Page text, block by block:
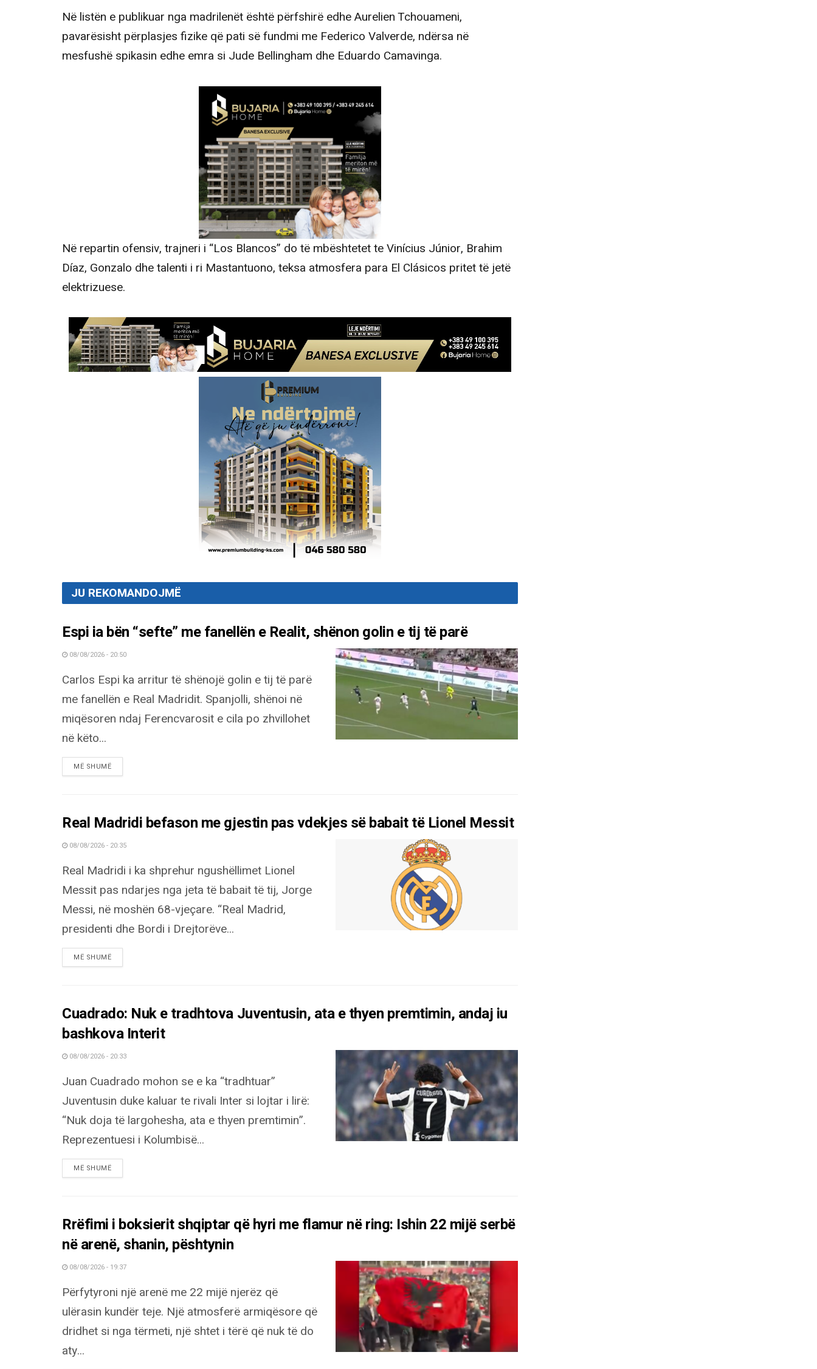
Në listën e publikuar nga madrilenët është përfshirë edhe Aurelien Tchouameni,
pavarësisht përplasjes fizike që pati së fundmi me Federico Valverde, ndërsa në
mesfushë spikasin edhe emra si Jude Bellingham dhe Eduardo Camavinga.
Në repartin ofensiv, trajneri i “Los Blancos” do të mbështetet te Vinícius Júnior, Brahim
Díaz, Gonzalo dhe talenti i ri Mastantuono, teksa atmosfera para El Clásicos pritet të jetë
elektrizuese.
JU REKOMANDOJMË
Espi ia bën “sefte” me fanellën e Realit, shënon golin e tij të parë
08/08/2026 - 20:50
Carlos Espi ka arritur të shënojë golin e tij të parë
me fanellën e Real Madridit. Spanjolli, shënoi në
miqësoren ndaj Ferencvarosit e cila po zhvillohet
në këto...
MË SHUMËDETAILS
Real Madridi befason me gjestin pas vdekjes së babait të Lionel Messit
08/08/2026 - 20:35
Real Madridi i ka shprehur ngushëllimet Lionel
Messit pas ndarjes nga jeta të babait të tij, Jorge
Messi, në moshën 68-vjeçare. “Real Madrid,
presidenti dhe Bordi i Drejtorëve...
MË SHUMËDETAILS
Cuadrado: Nuk e tradhtova Juventusin, ata e thyen premtimin, andaj iu
bashkova Interit
08/08/2026 - 20:33
Juan Cuadrado mohon se e ka “tradhtuar”
Juventusin duke kaluar te rivali Inter si lojtar i lirë:
“Nuk doja të largohesha, ata e thyen premtimin”.
Reprezentuesi i Kolumbisë...
MË SHUMËDETAILS
Rrëfimi i boksierit shqiptar që hyri me flamur në ring: Ishin 22 mijë serbë
në arenë, shanin, pështynin
08/08/2026 - 19:37
Përfytyroni një arenë me 22 mijë njerëz që
ulërasin kundër teje. Një atmosferë armiqësore që
dridhet si nga tërmeti, një shtet i tërë që nuk të do
aty...